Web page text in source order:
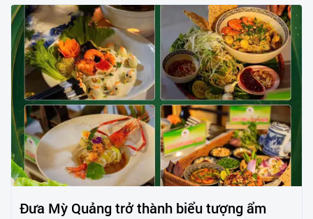
Đưa Mỳ Quảng trở thành biểu tượng ẩm